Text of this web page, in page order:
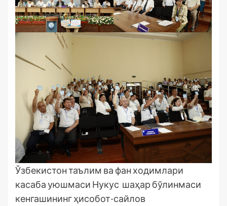
Ўзбекистон таълим ва фан ходимлари
касаба уюшмаси Нукус шаҳар бўлинмаси
кенгашининг ҳисобот-сайлов